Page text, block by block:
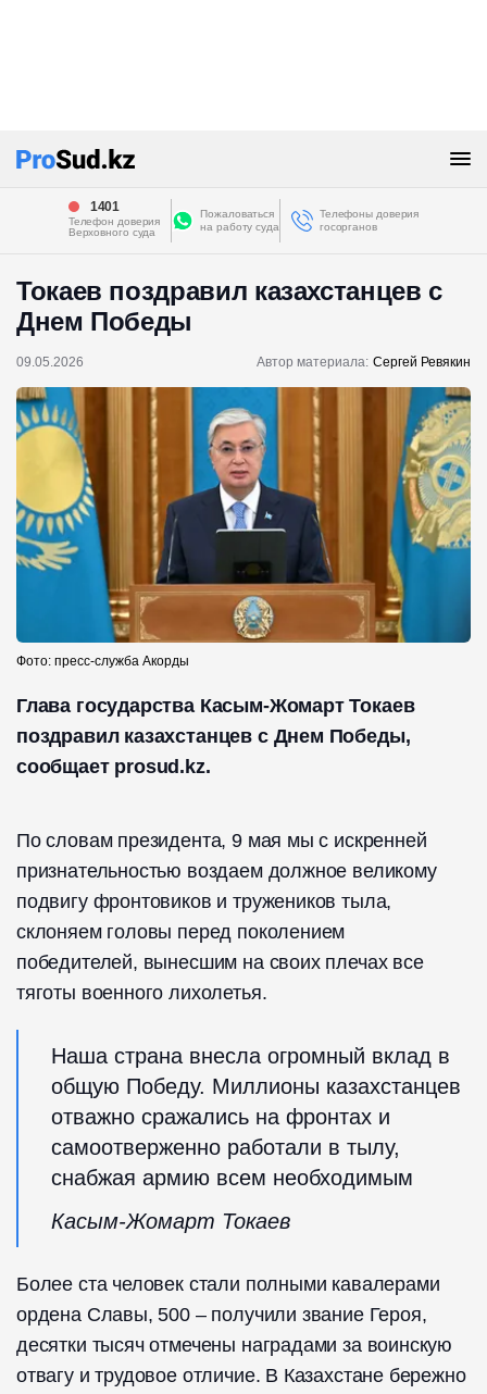
1401
Телефон доверия
Верховного суда
Пожаловаться
на работу суда
Телефоны доверия
госорганов
Токаев поздравил казахстанцев с
Днем Победы
09.05.2026 Автор материала: Сергей Ревякин
Фото: пресс-служба Акорды
Глава государства Касым-Жомарт Токаев
поздравил казахстанцев с Днем Победы,
сообщает prosud.kz.
По словам президента, 9 мая мы с искренней
признательностью воздаем должное великому
подвигу фронтовиков и тружеников тыла,
склоняем головы перед поколением
победителей, вынесшим на своих плечах все
тяготы военного лихолетья.
Наша страна внесла огромный вклад в
общую Победу. Миллионы казахстанцев
отважно сражались на фронтах и
самоотверженно работали в тылу,
снабжая армию всем необходимым
Касым-Жомарт Токаев
Более ста человек стали полными кавалерами
ордена Славы, 500 – получили звание Героя,
десятки тысяч отмечены наградами за воинскую
отвагу и трудовое отличие. В Казахстане бережно